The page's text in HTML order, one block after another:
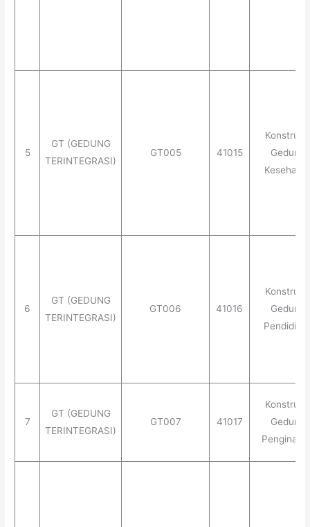
5
GT (GEDUNG
TERINTEGRASI)
GT005 41015
Konstruksi
Gedung
6
GT (GEDUNG
TERINTEGRASI)
GT006 41016
Konstruksi
Gedung
7
GT (GEDUNG
TERINTEGRASI)
GT007 41017
Konstruksi
Gedung